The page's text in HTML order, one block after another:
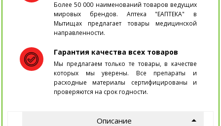
Более 50 000 наименований товаров ведущих
мировых брендов. Аптека "ЕАПТЕКА" в
Мытищах предлагает товары медицинской
направленности.
Гарантия качества всех товаров
Мы предлагаем только те товары, в качестве
которых мы уверены. Все препараты и
расходные материалы сертифицированы и
проверяются на срок годности.
Описание